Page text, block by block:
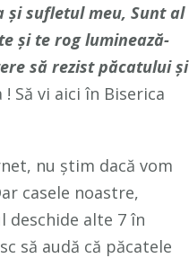
și sufletul meu, Sunt al
și te rog luminează-
să rezist păcatului și
Să vi aici în Biserica
nu știm dacă vom
casele noastre,
deschide alte 7 în
să audă că păcatele